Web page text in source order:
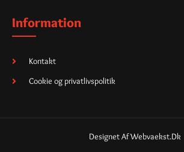
Information
Kontakt
Cookie og privatlivspolitik
Designet Af Webvaekst.dk